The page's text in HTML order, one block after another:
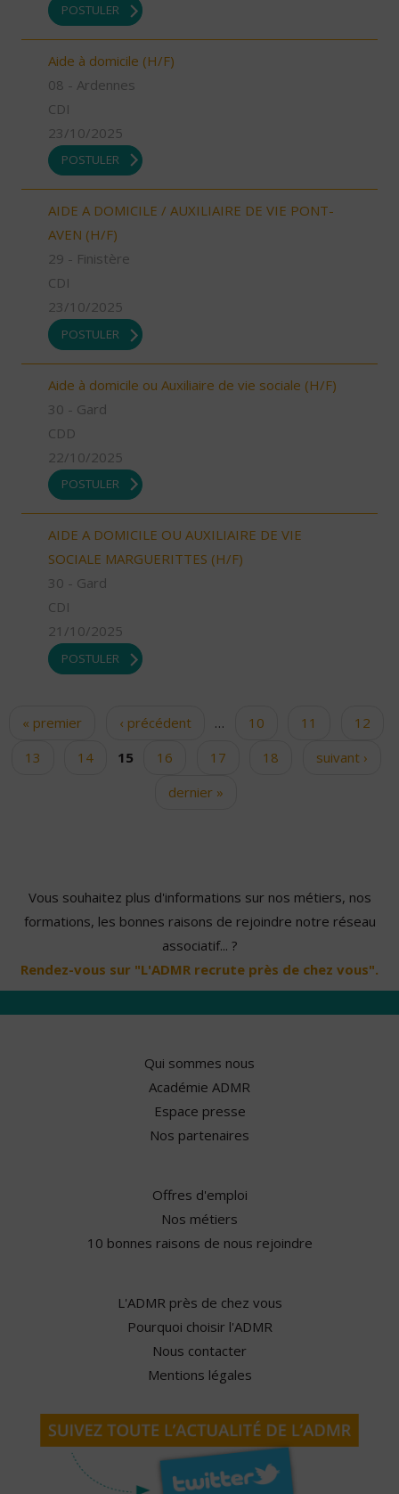
POSTULER
Aide à domicile (H/F)
08 - Ardennes
CDI
23/10/2025
POSTULER
AIDE A DOMICILE / AUXILIAIRE DE VIE PONT-
AVEN (H/F)
29 - Finistère
CDI
23/10/2025
POSTULER
Aide à domicile ou Auxiliaire de vie sociale (H/F)
30 - Gard
CDD
22/10/2025
POSTULER
AIDE A DOMICILE OU AUXILIAIRE DE VIE
SOCIALE MARGUERITTES (H/F)
30 - Gard
CDI
21/10/2025
POSTULER
Pages
« premier ‹ précédent … 10 11
12
13
14 15 16 17 18
suivant ›
dernier »
Vous souhaitez plus d'informations sur nos métiers, nos
formations, les bonnes raisons de rejoindre notre réseau
associatif... ?
Rendez-vous sur "L'ADMR recrute près de chez vous".
Qui sommes nous
Académie ADMR
Espace presse
Nos partenaires
Offres d'emploi
Nos métiers
10 bonnes raisons de nous rejoindre
L'ADMR près de chez vous
Pourquoi choisir l'ADMR
Nous contacter
Mentions légales